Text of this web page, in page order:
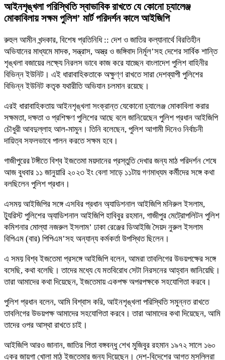
আইনশৃঙ্খলা পরিস্থিতি স্বাভাবিক রাখতে যে কোনো চ্যালেঞ্জ
মোকাবিলায় সক্ষম পুলিশ’ মার্ট পরিদর্শন কালে আইজিপি
রুহুল আমীন খন্দকার, বিশেষ প্রতিনিধি :: দেশ ও জাতির কল্যানার্থে বিরতিহীন
অভিযানের মাধ্যমে মাদক, সন্ত্রাস, অস্ত্র ও জঙ্গিবাদ নির্মূল’সহ দেশের সার্বিক শান্তি
শৃঙ্খলা বজায়ের লক্ষ্যে নিরলস ভাবে কাজ করে যাচ্ছেন বাংলাদেশ পুলিশ বাহিনীর
বিভিন্ন ইউনিট। এই ধারাবাহিকতাকে অক্ষুণ্ণ রাখতে সারা দেশব্যাপী পুলিশের
বিভিন্ন ইউনিট কতৃক যথারীতি অভিযান চলমান রয়েছে।
এরই ধারাবাহিকতায় আইনশৃঙ্খলা সংক্রান্ত যেকোনো চ্যালেঞ্জ মোকাবিলা করার
সক্ষমতা, দক্ষতা ও প্রশিক্ষণ পুলিশের আছে বলে জানিয়েছেন পুলিশ প্রধান আইজিপি
চৌধুরী আবদুল্লাহ আল-মামুন। তিনি বলেছেন, পুলিশ আগামী দিনেও নির্বাচনী
দায়িত্ব সফলভাবে পালন করতে সক্ষম হবে।
গাজীপুরের টঙ্গীতে বিশ্ব ইজতেমা ময়দানের প্রস্তুতি দেখার জন্য মাঠ পরিদর্শন শেষে
আজ বুধবার ১১ জানুয়ারি ২০২৩ ইং বেলা সাড়ে ১১টায় গণমাধ্যম কর্মীদের সঙ্গে কথা
বলছিলেন পুলিশ প্রধান।
এসময় আইজিপির সঙ্গে এসবির প্রধান অ্যাডিশনাল আইজিপি মনিরুল ইসলাম,
ট্যুরিস্ট পুলিশের অ্যাডিশনাল আইজিপি হাবিবুর রহমান, গাজীপুর মেট্রোপলিটন পুলিশ
কমিশনার মোল্যা নজরুল ইসলাম’ ঢাকা রেঞ্জের ডিআইজি সৈয়দ নুরুল ইসলাম
বিপিএম (বার) পিপিএম’সহ অন্যান্য কর্মকর্তা উপস্থিত ছিলেন।
এ সময় বিশ্ব ইজতেমা প্রসঙ্গে আইজিপি বলেন, আমরা তাবলিগের উভয়পক্ষের সঙ্গে
বসেছি, কথা বলেছি। তাদের মধ্যে যে মতবিরোধ সেটা নিরসনের আহ্বান জানিয়েছি।
তারা আমাদের কথা দিয়েছেন, ইজতেমায় একপক্ষ অপরপক্ষকে সহযোগিতা করবে।
পুলিশ প্রধান বলেন, আমি বিশ্বাস করি, আইনশৃঙ্খলা পরিস্থিতি সমুন্নত রাখতে
তাবলিগের উভয়পক্ষ আমাদের সহযোগিতা করবে। তারা আমাদের কথা দিয়েছেন, আমি
তাদের ওপর আস্থা রাখতে চাই।
আইজিপি আরও জানান, জাতির পিতা বঙ্গবন্ধু শেখ মুজিবুর রহমান ১৯৭২ সালে ১৬০
একর জায়গা খোলা মাঠ ইজতেমার জন্য দিয়েছেন। দেশ-বিদেশের আগত মুসল্লিরা